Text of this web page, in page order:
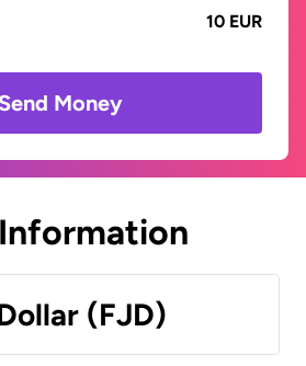
10 EUR
Send Money
(FJD)